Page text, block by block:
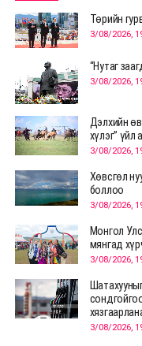
Төрийн
3/08/2026,
“Нутаг
3/08/2026,
Дэлхийн
хүлэг” үйл
3/08/2026,
Хөвсгөл
боллоо
3/08/2026,
Монгол
мянгад
3/08/2026,
3/08/2026,